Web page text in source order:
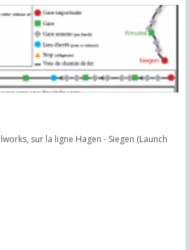
sur la ligne Hagen - Siegen (Launch